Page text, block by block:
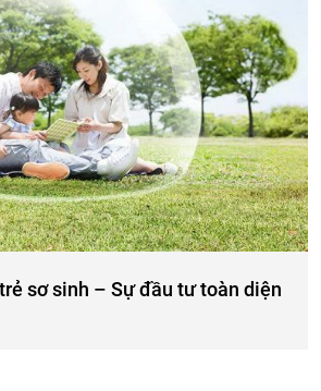
sơ sinh – Sự đầu tư toàn diện